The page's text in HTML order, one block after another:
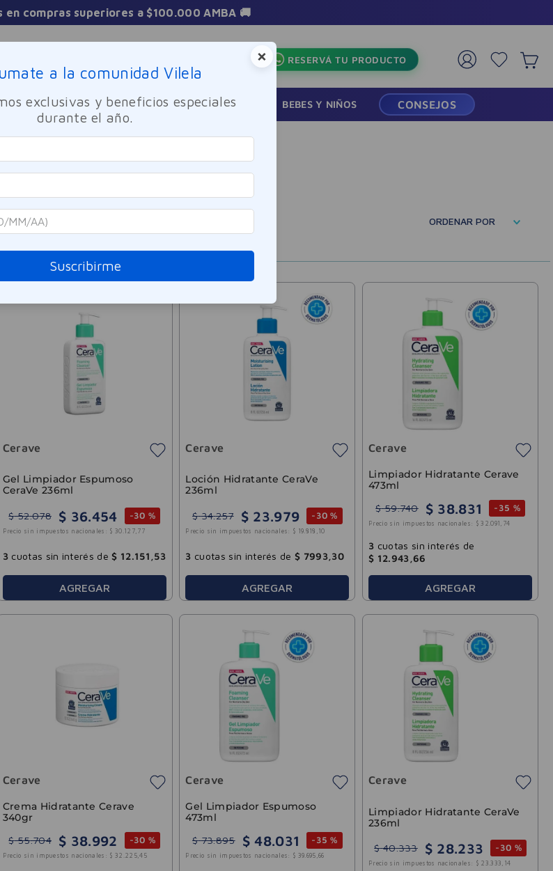
sin interés en toda la tienda
RESERVÁ TU PRODUCTO
CUIDADO PERSONAL BIENESTAR Y FARMACIA BEBES Y NIÑOS CONSEJOS
ORDENAR POR
Cerave
Gel Limpiador Espumoso
CeraVe 236ml
$ 52.078 $ 36.454 -30 %
Precio sin impuestos nacionales: $ 30 .127, 77
3 cuotas sin interés de $ 12.151 53
AGREGAR
Cerave
Loción Hidratante CeraVe
236ml
$ 34.257 $ 23.979 - 30 %
Precio sin impuestos nacionales: $ 19.818 , 10
3 cuotas sin interés de $ 7993 30
AGREGAR
Cerave
Limpiador Hidratante Cerave
473ml
$ 59.740 $ 38.831 - 35 %
Precio sin impuestos nacionales: $ 32 .091 , 74
3 cuotas sin interés de
$ 12.943 66
AGREGAR
Cerave
Crema Hidratante Cerave
340gr
$ 55.704 $ 38.992 -30 %
Precio sin impuestos nacionales: $ 32 .225,45
Cerave
Gel Limpiador Espumoso
473ml
$ 73.895 $ 48.031 - 35 %
Precio sin impuestos nacionales: $ 39.695 ,66
Cerave
Limpiador Hidratante CeraVe
236ml
$ 40.333 $ 28.233 - 30 %
Precio sin impuestos nacionales: $ 23 .333 , 14
×
a la comunidad Vilela
exclusivas y beneficios especiales
durante el año.
Suscribirme